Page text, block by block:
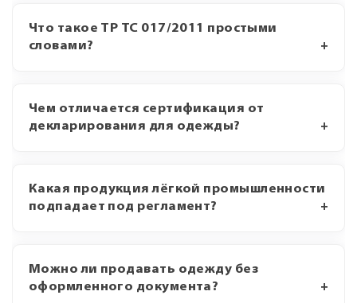
Что такое ТР ТС 017/2011 простыми
словами?
Чем отличается сертификация от
декларирования для одежды?
Какая продукция лёгкой промышленности
подпадает под регламент?
Можно ли продавать одежду без
оформленного документа?